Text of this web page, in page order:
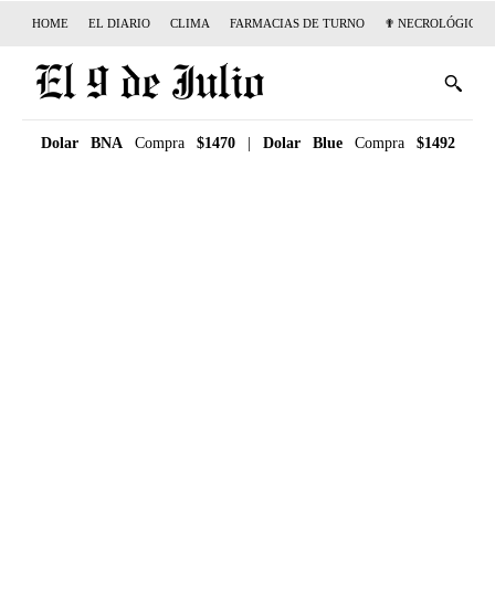
HOME EL DIARIO CLIMA FARMACIAS DE TURNO ✟ NECROLÓGICAS
Dolar BNA Compra $1470| Dolar BlueCompra $1492